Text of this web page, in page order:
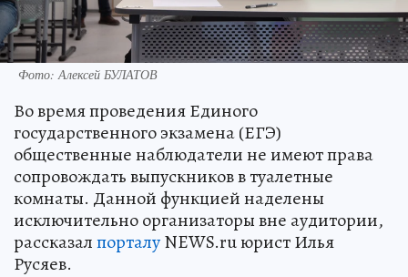
Фото: Алексей БУЛАТОВ
Во время проведения Единого
государственного экзамена (ЕГЭ)
общественные наблюдатели не имеют права
сопровождать выпускников в туалетные
комнаты. Данной функцией наделены
исключительно организаторы вне аудитории,
рассказалпорталуNEWS.ru юрист Илья
Русяев.